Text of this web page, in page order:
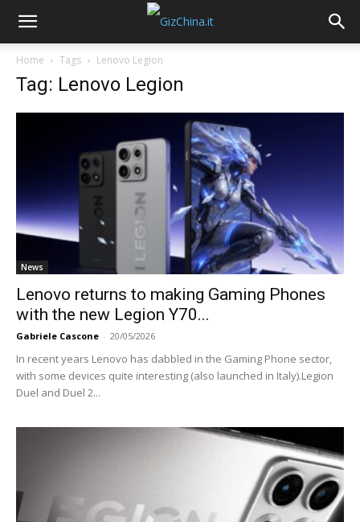
Home Tags Lenovo Legion
Tag: Lenovo Legion
News
Lenovo returns to making Gaming Phones
with the new Legion Y70...
Gabriele Cascone - 20/05/2026
In recent years Lenovo has dabbled in the Gaming Phone sector,
with some devices quite interesting (also launched in Italy).Legion
Duel and Duel 2...